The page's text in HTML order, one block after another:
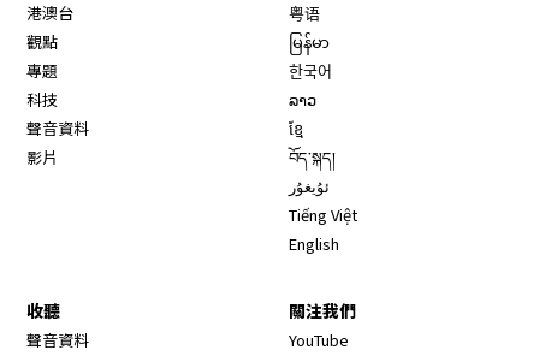
港澳台
觀點
專題
科技
聲音資料
影片
粤语
မြန်မာ
한국어
ລາວ
ខ្មែ
བོད་སྐད།
ئۇيغۇر
Tiếng Việt
English
收聽
聲音資料
關注我們
YouTube